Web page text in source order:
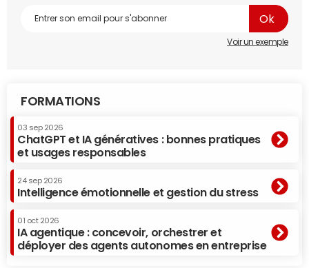
Voir un exemple
FORMATIONS
03 sep 2026
ChatGPT et IA génératives : bonnes pratiques
et usages responsables
24 sep 2026
Intelligence émotionnelle et gestion du stress
01 oct 2026
IA agentique : concevoir, orchestrer et
déployer des agents autonomes en entreprise